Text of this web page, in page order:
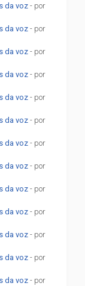
da voz - por
da voz - por
da voz - por
da voz - por
da voz - por
da voz - por
da voz - por
da voz - por
da voz - por
da voz - por
da voz - por
da voz - por
da voz - por